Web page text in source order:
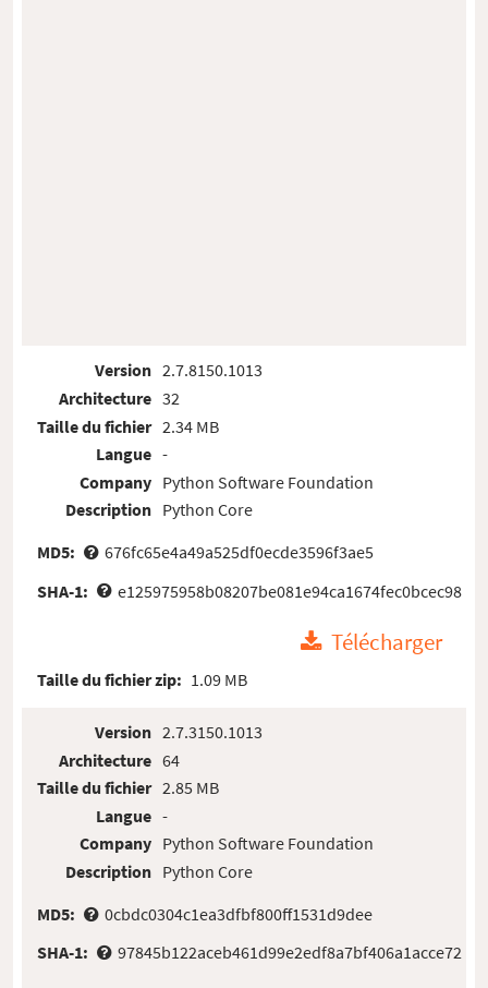
Version
Architecture
Taille du fichier
Langue
Company
Description
2.7.8150.1013
32
2.34 MB
-
Python Software Foundation
Python Core
MD5:
676fc65e4a49a525df0ecde3596f3ae5
SHA-1:
e125975958b08207be081e94ca1674fec0bcec98
Télécharger
Taille du fichier zip: 1.09 MB
Version
Architecture
Taille du fichier
Langue
Company
Description
2.7.3150.1013
64
2.85 MB
-
Python Software Foundation
Python Core
MD5:
0cbdc0304c1ea3dfbf800ff1531d9dee
SHA-1:
97845b122aceb461d99e2edf8a7bf406a1acce72